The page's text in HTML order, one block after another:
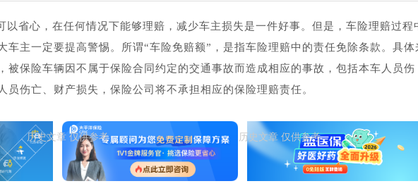
以省心，在任何情况下能够理赔，减少车主损失是一件好事。但是，车险理赔过程
车主一定要提高警惕。所谓“车险免赔额”，是指车险理赔中的责任免除条款。具体
被保险车辆因不属于保险合同约定的交通事故而造成相应的事故，包括本车人员伤
员伤亡、财产损失，保险公司将不承担相应的保险理赔责任。